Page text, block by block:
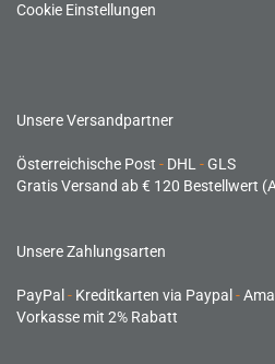
Cookie Einstellungen
Unsere Versandpartner
Österreichische Post - DHL -GLS
Gratis Versand ab € 120 Bestellwert
Unsere Zahlungsarten
PayPal - Kreditkarten via Paypal -
Vorkasse mit 2% Rabatt